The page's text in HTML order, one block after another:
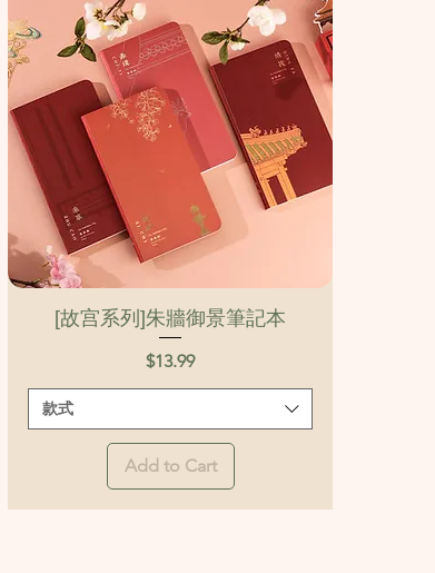
Quick View
[故宫系列]朱牆御景筆記本
Price
$13.99
款式
Add to Cart